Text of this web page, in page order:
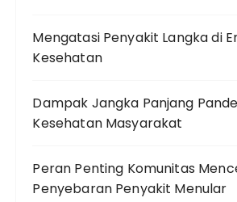
Mengatasi Penyakit Langka di
Kesehatan
Dampak Jangka Panjang
Kesehatan Masyarakat
Peran Penting Komunitas
Penyebaran Penyakit Menular